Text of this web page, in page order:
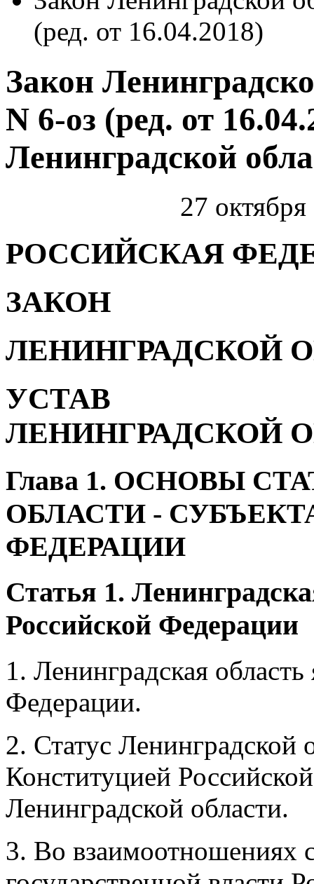
(ред. от 16.04.2018)
Закон
N 6-оз (ред. от
Ленинградской
27
РОССИЙСКАЯ
ЗАКОН
ЛЕНИНГРАДСКОЙ
УСТАВ
ЛЕНИНГРАДСКОЙ
Глава 1. ОСНОВЫ
ОБЛАСТИ -
ФЕДЕРАЦИИ
Статья 1.
Российской Федерации
1. Ленинградская
Федерации.
2. Статус Ленинградской
Конституцией
Ленинградской области.
3. Во взаимоотношениях